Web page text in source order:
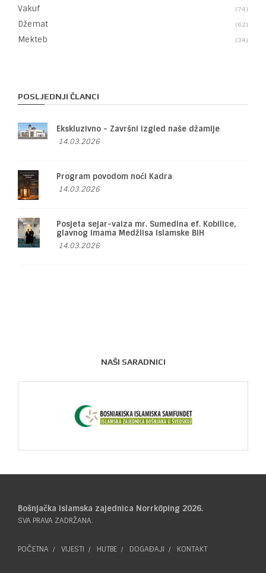
Vakuf 74
Džemat 62
Mekteb 34
POSLJEDNJI ČLANCI
Ekskluzivno - Završni izgled naše džamije
14.03.2026
Program povodom noći Kadra
14.03.2026
Posjeta sejar-vaiza mr. Sumedina ef. Kobilice,
glavnog imama Medžlisa Islamske BiH
14.03.2026
NAŠI SARADNICI
Bošnjačka islamska zajednica Norrköping 2026.
SVA PRAVA ZADRŽANA.
POČETNA VIJESTI HUTBE DOGAĐAJI KONTAKT